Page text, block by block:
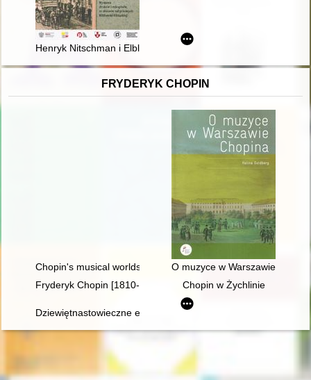
Henryk Nitschman i Elbląg na przełomie XIX i XX w. :
FRYDERYK CHOPIN
Chopin's musical worlds the 1840'sO muzyce w Warszawie
Fryderyk Chopin [1810-1949]
Chopin w Żychlinie
Dziewiętnastowieczne edycje dzieł Fryderyka Chopina jako